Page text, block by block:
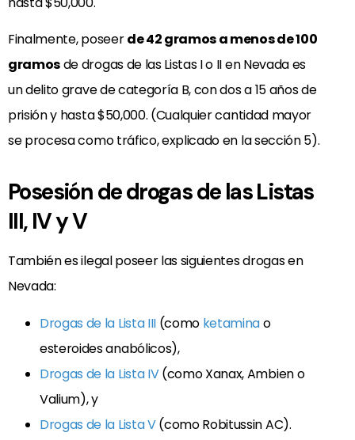
Finalmente, poseerde 42 gramos a menos de 100
gramosde drogas de las Listas I o II en Nevada es
un delito grave de categoría B, con dos a 15 años de
prisión y hasta $50,000. (Cualquier cantidad mayor
se procesa como tráfico, explicado en la sección 5).
Posesión de drogas de las Listas
III, IV y V
También es ilegal poseer las siguientes drogas en
Nevada:
Drogas de la Lista III(como ketaminao
esteroides anabólicos),
Drogas de la Lista IV(como Xanax, Ambien o
Valium), y
Drogas de la Lista V(como Robitussin AC).